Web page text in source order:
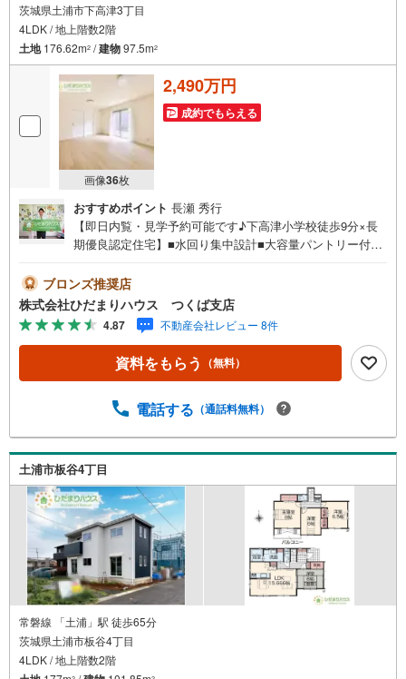
茨城県土浦市下高津3丁目
4LDK / 地上階数2階
土地176.62m2 /建物97.5m2
画像36枚
2,490万円
成約でもらえる
おすすめポイント 長瀬 秀行
【即日内覧・見学予約可能です♪下高津小学校徒歩9分×長
期優良認定住宅】■水回り集中設計■大容量パントリー付き
環境充実エリア未公開写真はひだまりハウスHPにて公開中
♪■イオンモールまで徒歩9分！休日には映画鑑賞など家族
との時間が増えそうですね！■パントリー完備で散らかりが
ちなキッチン回りもラクラクお片付けできちゃいます！■駐
車場の入口付近も広々としており、余裕のある造りです！
ひだまりハウスについて・・。引渡し件数3.800件以上 信
ンナー◆20年以上のキャリア 大手ハウスメーカーで注
り添った、心の行き届いた、安心のアドバイス』お客様が
不安に思う事、疑問に思う事何でもお話し頂き、頼りにし
て下さい。ひだまりのような温かいお家を、一緒にお探し
しませんか？土浦市下高津3丁目 新築戸建 土浦駅（徒歩
26分） 下高津小学校（徒
ブロンズ推奨店
株式会社ひだまりハウス つくば支店
4.87 不動産会社レビュー 8件
資料をもらう （無料）
電話する （通話料無料）
土浦市板谷4丁目
常磐線 「土浦」駅 徒歩65分
茨城県土浦市板谷4丁目
4LDK / 地上階数2階